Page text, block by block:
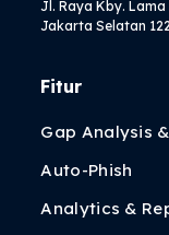
Jl. Raya Kby. Lama
Jakarta Selatan
Fitur
Gap Analysis
Auto-Phish
Analytics &